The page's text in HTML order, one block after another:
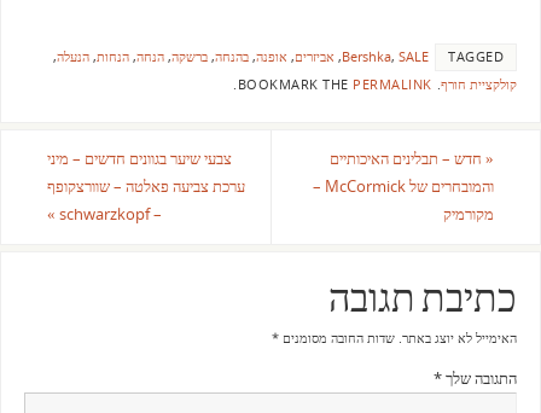
TAGGED
Bershka,SALE
, אביזרים, אופנה, בהנחה, ברשקה, הנחה, הנחות, הנעלה,
קולקציית חורף.
PERMALINK
«חדש – תבלינים האיכותיים
והמובחרים של McCormick –
מקורמיק
צבעי שיער בגוונים חדשים – מיני
ערכת צביעה פאלטה – שוורצקופף
– schwarzkopf
»
כתיבת תגובה
האימייל לא יוצג באתר. שדות החובה מסומנים *
התגובה שלך*